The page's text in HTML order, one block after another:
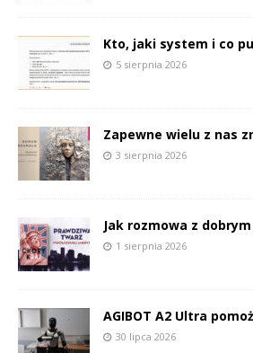
Kto, jaki system i co
5 sierpnia 2026
Zapewne wielu z nas
3 sierpnia 2026
Jak rozmowa z
1 sierpnia 2026
AGIBOT A2 Ultra
30 lipca 2026